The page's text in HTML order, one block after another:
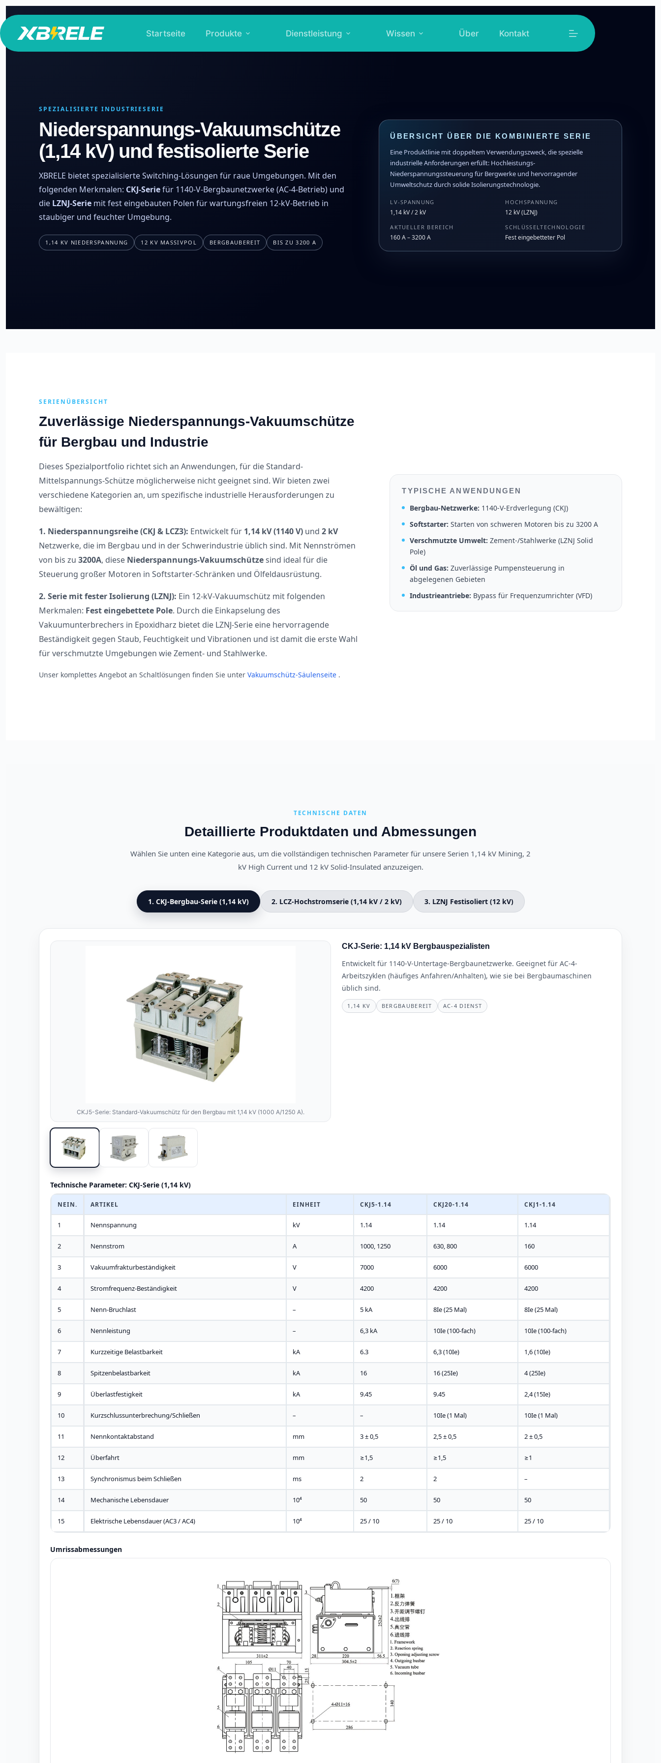
Zum
Inhalt
springen
Startseite Produkte Dienstleistung Wissen Über Kontakt
SPEZIALISIERTE INDUSTRIESERIE
Niederspannungs-Vakuumschütze
(1,14 kV) und festisolierte Serie
XBRELE bietet spezialisierte Switching-Lösungen für raue Umgebungen. Mit den
folgenden Merkmalen: CKJ-Seriefür 1140-V-Bergbaunetzwerke (AC-4-Betrieb) und
die LZNJ-Serie mit fest eingebauten Polen für wartungsfreien 12-kV-Betrieb in
staubiger und feuchter Umgebung.
1,14 KV NIEDERSPANNUNG 12 KV MASSIVPOL BERGBAUBEREIT BIS ZU 3200 A
ÜBERSICHT ÜBER DIE KOMBINIERTE SERIE
Eine Produktlinie mit doppeltem Verwendungszweck, die spezielle
industrielle Anforderungen erfüllt: Hochleistungs-
Niederspannungssteuerung für Bergwerke und hervorragender
Umweltschutz durch solide Isolierungstechnologie.
LV-SPANNUNG
1,14 kV / 2 kV
HOCHSPANNUNG
12 kV (LZNJ)
AKTUELLER BEREICH
160 A – 3200 A
SCHLÜSSELTECHNOLOGIE
Fest eingebetteter Pol
SERIENÜBERSICHT
Zuverlässige Niederspannungs-Vakuumschütze
für Bergbau und Industrie
Dieses Spezialportfolio richtet sich an Anwendungen, für die Standard-
Mittelspannungs-Schütze möglicherweise nicht geeignet sind. Wir bieten zwei
verschiedene Kategorien an, um spezifische industrielle Herausforderungen zu
bewältigen:
1. Niederspannungsreihe (CKJ & LCZ3): Entwickelt für 1,14 kV (1140 V) und2 kV
Netzwerke, die im Bergbau und in der Schwerindustrie üblich sind. Mit Nennströmen
von bis zu3200A, diese Niederspannungs-Vakuumschützesind ideal für die
Steuerung großer Motoren in Softstarter-Schränken und Ölfeldausrüstung.
2. Serie mit fester Isolierung (LZNJ): Ein 12-kV-Vakuumschütz mit folgenden
Merkmalen: Fest eingebettete Pole. Durch die Einkapselung des
Vakuumunterbrechers in Epoxidharz bietet die LZNJ-Serie eine hervorragende
Beständigkeit gegen Staub, Feuchtigkeit und Vibrationen und ist damit die erste Wahl
für verschmutzte Umgebungen wie Zement- und Stahlwerke.
Unser komplettes Angebot an Schaltlösungen finden Sie unterVakuumschütz-Säulenseite .
TYPISCHE ANWENDUNGEN
Bergbau-Netzwerke: 1140-V-Erdverlegung (CKJ)
Softstarter: Starten von schweren Motoren bis zu 3200 A
Verschmutzte Umwelt: Zement-/Stahlwerke (LZNJ Solid
Pole)
Öl und Gas: Zuverlässige Pumpensteuerung in
abgelegenen Gebieten
Industrieantriebe: Bypass für Frequenzumrichter (VFD)
TECHNISCHE DATEN
Detaillierte Produktdaten und Abmessungen
Wählen Sie unten eine Kategorie aus, um die vollständigen technischen Parameter für unsere Serien 1,14 kV Mining, 2
kV High Current und 12 kV Solid-Insulated anzuzeigen.
1. CKJ-Bergbau-Serie (1,14 kV) 2. LCZ-Hochstromserie (1,14 kV / 2 kV) 3. LZNJ Festisoliert (12 kV)
CKJ5-Serie: Standard-Vakuumschütz für den Bergbau mit 1,14 kV (1000 A/1250 A).
CKJ-Serie: 1,14 kV Bergbauspezialisten
Entwickelt für 1140-V-Untertage-Bergbaunetzwerke. Geeignet für AC-4-
Arbeitszyklen (häufiges Anfahren/Anhalten), wie sie bei Bergbaumaschinen
üblich sind.
1,14 KV BERGBAUBEREIT AC-4 DIENST
Technische Parameter: CKJ-Serie (1,14 kV)
NEIN. ARTIKEL EINHEIT CKJ5-1.14 CKJ20-1.14 CKJ1-1.14
1 Nennspannung kV 1.14 1.14 1.14
2 Nennstrom A 1000, 1250 630, 800 160
3 Vakuumfrakturbeständigkeit V 7000 6000 6000
4 Stromfrequenz-Beständigkeit V 4200 4200 4200
5 Nenn-Bruchlast – 5 kA 8Ie (25 Mal) 8Ie (25 Mal)
6 Nennleistung – 6,3 kA 10Ie (100-fach) 10Ie (100-fach)
7 Kurzzeitige Belastbarkeit kA 6.3 6,3 (10Ie) 1,6 (10Ie)
8 Spitzenbelastbarkeit kA 16 16 (25Ie) 4 (25Ie)
9 Überlastfestigkeit kA 9.45 9.45 2,4 (15Ie)
10 Kurzschlussunterbrechung/Schließen – – 10Ie (1 Mal) 10Ie (1 Mal)
11 Nennkontaktabstand mm 3 ± 0,5 2,5 ± 0,5 2 ± 0,5
12 Überfahrt mm ≥1,5 ≥1,5 ≥1
13 Synchronismus beim Schließen ms 2 2 –
14 Mechanische Lebensdauer 10⁴ 50 50 50
15 Elektrische Lebensdauer (AC3 / AC4) 10⁴ 25 / 10 25 / 10 25 / 10
Umrissabmessungen